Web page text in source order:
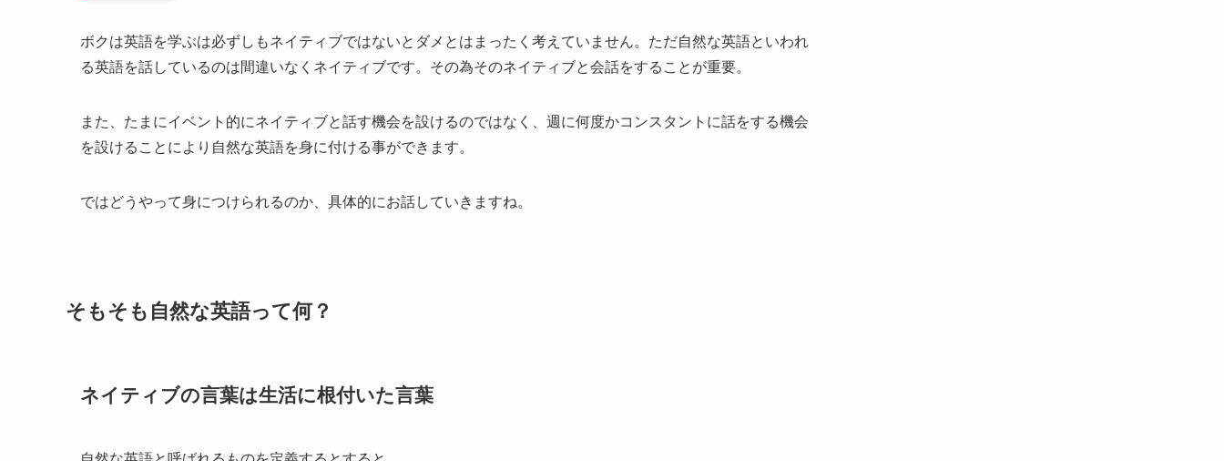
ボクは英語を学ぶは必ずしもネイティブではないとダメとはまったく考えていません。ただ自然な英語といわれ
る英語を話しているのは間違いなくネイティブです。その為そのネイティブと会話をすることが重要。
また、たまにイベント的にネイティブと話す機会を設けるのではなく、週に何度かコンスタントに話をする機会
を設けることにより自然な英語を身に付ける事ができます。
ではどうやって身につけられるのか、具体的にお話していきますね。
そもそも自然な英語って何？
ネイティブの言葉は生活に根付いた言葉